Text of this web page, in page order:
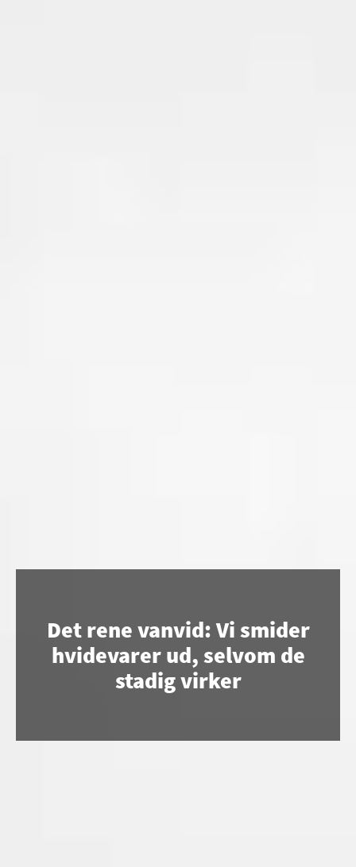
Det rene vanvid: Vi smider
hvidevarer ud, selvom de
stadig virker